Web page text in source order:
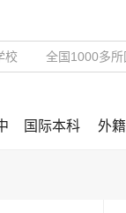
国际本科 外